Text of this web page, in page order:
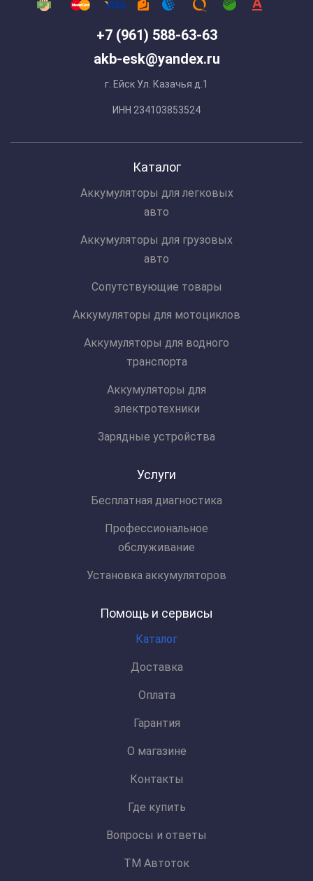
+7 (961) 588-63-63
akb-esk@yandex.ru
г. Ейск Ул. Казачья д.1
ИНН 234103853524
Каталог
Аккумуляторы для легковых
авто
Аккумуляторы для грузовых
авто
Сопутствующие товары
Аккумуляторы для мотоциклов
Аккумуляторы для водного
транспорта
Аккумуляторы для
электротехники
Зарядные устройства
Услуги
Бесплатная диагностика
Профессиональное
обслуживание
Установка аккумуляторов
Помощь и сервисы
Каталог
Доставка
Оплата
Гарантия
О магазине
Контакты
Где купить
Вопросы и ответы
ТМ Автоток